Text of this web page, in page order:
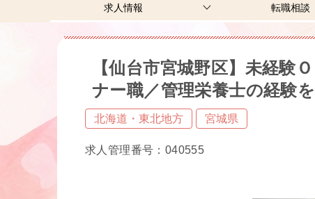
求人情報 転職相談
【仙台市宮城野区】未経験
ナー職／管理栄養士の経験
北海道・東北地方 宮城県
求人管理番号：040555